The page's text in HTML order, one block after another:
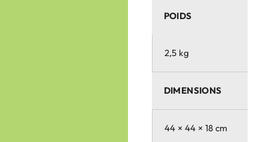
POIDS
2,5 kg
DIMENSIONS
44 × 44 × 18 cm